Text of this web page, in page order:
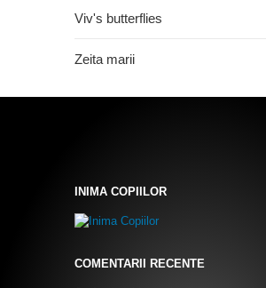
Viv's butterflies
Zeita marii
INIMA COPIILOR
COMENTARII RECENTE